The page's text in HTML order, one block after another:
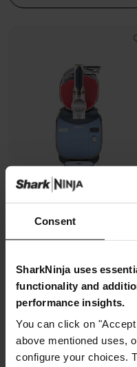
Consent
SharkNinja uses
functionality and
performance insights.
You can click on
above mentioned uses,
configure your choices.
Machine à granités et
glacées Ninja SLUSHi MAX -
Modèle: FS605EUBL
4.5 (87)
Capacité 4.4L (3.3L util.)
12+ verres de 25 cl